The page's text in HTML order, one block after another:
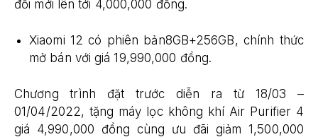
đổi mới lên tới 4,000,000 đồng.
Xiaomi 12 có phiên bản8GB+256GB, chính thức
mở bán với giá 19,990,000 đồng.
Chương trình đặt trước diễn ra từ 18/03 –
01/04/2022, tặng máy lọc không khí Air Purifier 4
giá 4,990,000 đồng cùng ưu đãi giảm 1,500,000